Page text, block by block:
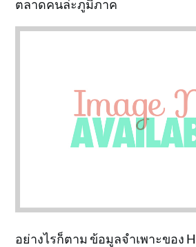
ตลาดคนล่ะภูมิภาค
อย่างไรก็ตาม ข้อมูลจำเพาะของ